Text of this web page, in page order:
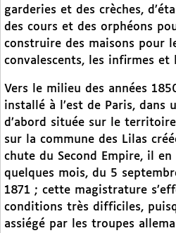
garderies et des crèches,
des cours et des orphéons
construire des maisons pour
convalescents, les infirmes et
Vers le milieu des années
installé à l’est de Paris, dans
d’abord située sur le
sur la commune des Lilas
chute du Second Empire, il
quelques mois, du 5
1871 ; cette magistrature
conditions très difficiles,
assiégé par les troupes